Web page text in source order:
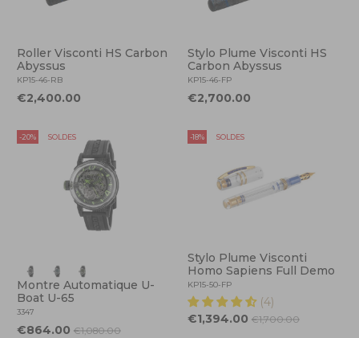
Roller Visconti HS Carbon
Abyssus
KP15-46-RB
€2,400.00
Stylo Plume Visconti HS
Carbon Abyssus
KP15-46-FP
€2,700.00
-20% SOLDES
Montre Automatique U-
Boat U-65
3347
€864.00€1,080.00
-18% SOLDES
Stylo Plume Visconti
Homo Sapiens Full Demo
KP15-50-FP
(4)
€1,394.00 €1,700.00